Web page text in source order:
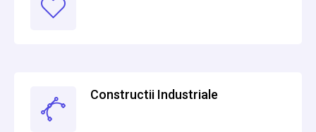
Constructii Industriale